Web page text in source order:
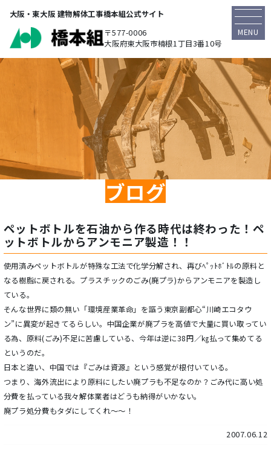
大阪・東大阪 建物解体工事橋本組公式サイト
〒577-0006
大阪府東大阪市楠根1丁目3番10号
MENU
ブログ
ペットボトルを石油から作る時代は終わった！ペ
ットボトルからアンモニア製造！！
使用済みペットボトルが特殊な工法で化学分解され、再びﾍﾟｯﾄﾎﾞﾄﾙの原料と
なる樹脂に戻される。プラスチックのごみ(廃プラ)からアンモニアを製造し
ている。
そんな世界に類の無い「環境産業革命」を謳う東京副都心“川崎エコタウ
ン”に異変が起きてるらしい。中国企業が廃プラを高値で大量に買い取ってい
る為、原料(ごみ)不足に苦慮している、今年は逆に38円／㎏払って集めてる
というのだ。
日本と違い、中国では『ごみは資源』という感覚が根付いている。
つまり、海外流出により原料にしたい廃プラも不足なのか？ごみ代に高い処
分費を払っている我々解体業者はどうも納得がいかない。
廃プラ処分費もタダにしてくれ～～！
2007.06.12